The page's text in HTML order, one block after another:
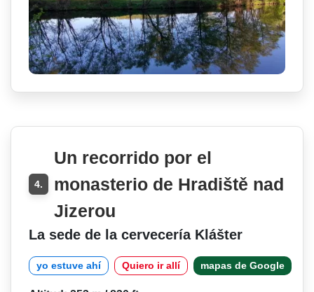
4.
Un recorrido por el
monasterio de Hradiště nad
Jizerou
La sede de la cervecería Klášter
yo estuve ahí Quiero ir allí mapas de Google